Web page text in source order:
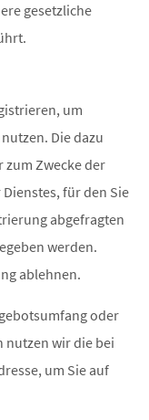
gesetzliche
um
Die dazu
zum Zwecke der
für den Sie
abgefragten
werden.
ablehnen.
oder
nutzen wir die bei
um Sie auf